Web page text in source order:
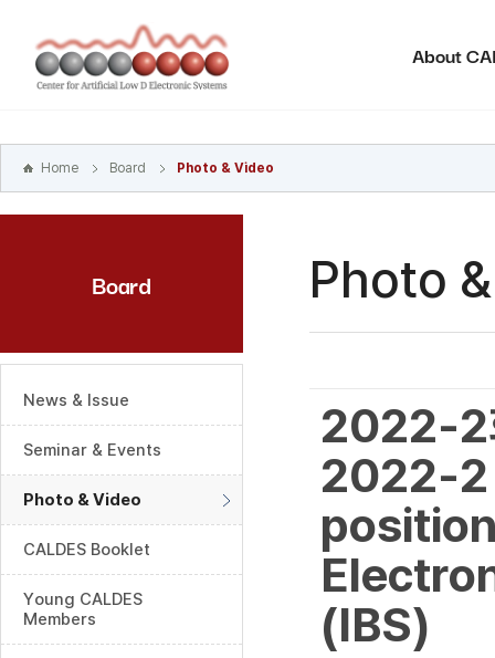
바로가기
주메뉴
바로가기
About
Home Board Photo & Video
Board
News & Issue
Seminar & Events
Photo & Video
CALDES Booklet
Young CALDES
Members
Photo
2022-2
2022-2
(IBS)